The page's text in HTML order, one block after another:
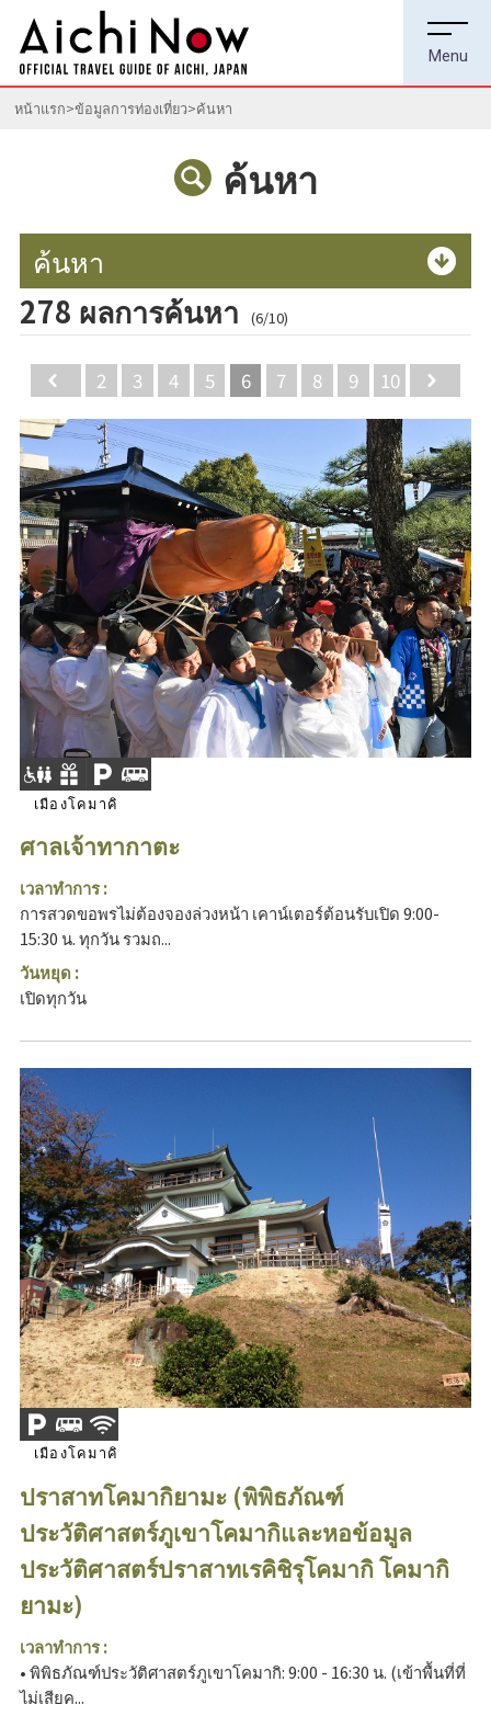
หน้าแรก ข้อมูลการท่องเที่ยว ค้นหา
ค้นหา
ค้นหา
278 ผลการค้นหา (6/10)
Back
2 3 4 5 6 7 8 9 10
เมืองโคมาคิ
ศาลเจ้าทากาตะ
เวลาทำการ :
การสวดขอพรไม่ต้องจองล่วงหน้า เคาน์เตอร์ต้อนรับเปิด 9:00-
15:30 น. ทุกวัน รวมถ...
วันหยุด :
เปิดทุกวัน
เมืองโคมาคิ
ปราสาทโคมากิยามะ (พิพิธภัณฑ์
ประวัติศาสตร์ภูเขาโคมากิและหอข้อมูล
ประวัติศาสตร์ปราสาทเรคิชิรุโคมากิ โคมากิ
ยามะ)
เวลาทำการ :
• พิพิธภัณฑ์ประวัติศาสตร์ภูเขาโคมากิ: 9:00 - 16:30 น. (เข้าพื้นที่ที่
ไม่เสียค...